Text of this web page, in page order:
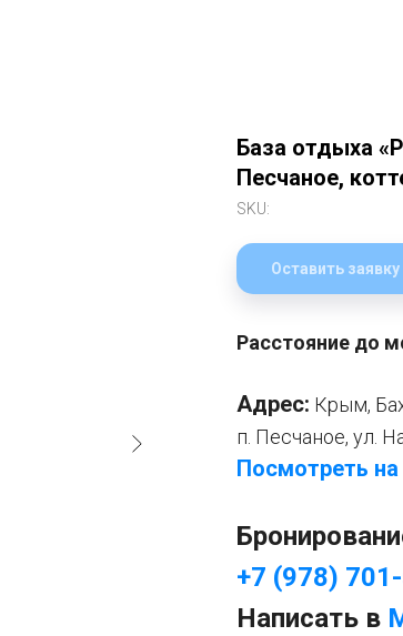
База отдыха
Песчаное,
SKU:
Оставить заявку
Расстояние до
Адрес: Крым,
п. Песчаное, ул.
Посмотреть на
+7 (978)
Написать в